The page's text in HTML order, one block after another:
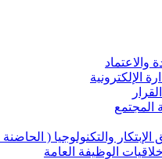
والاعتماد
الإلكترونية
المجتمع
والتكنولوجيا ( الحاضنة
الوظيفة العامة